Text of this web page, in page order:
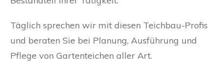
Täglich sprechen wir mit diesen Teichbau-Profis
und beraten Sie bei Planung, Ausführung und
Pflege von Gartenteichen aller Art.